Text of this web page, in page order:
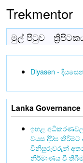
Trekmentor
මුල් පිටුව
Diyasen -
Lanka Governance
ඉහළ
වයස දීර්ඝ
විනිසුරුවරුන්
නිර්මාණය වී